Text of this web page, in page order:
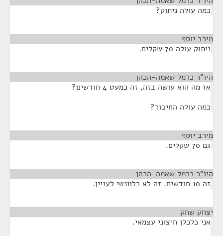
כמה עולה ניתוק?
מירב יוסף
ניתוק עולה 70 שקלים.
היו"ר כרמל שאמה-הכהן
אז מה הוא עושה בזה, זה כמעט 4 חודשים?
כמה עולה החיבור?
מירב יוסף
גם 70 שקלים.
היו"ר כרמל שאמה-הכהן
זה 10 חודשים. זה לא רלוונטי לעניין.
יצחק שחק
אני כלכלן חיצוני עצמאי.